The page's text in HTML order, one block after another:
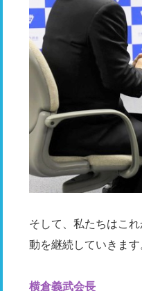
そして、私たちはこ
動を継続していきま
横倉義武会長